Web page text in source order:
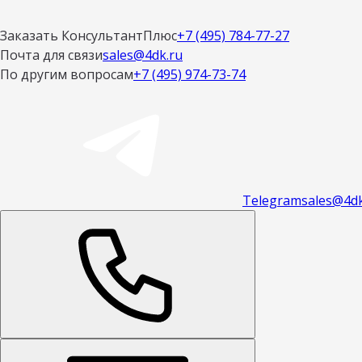
Заказать КонсультантПлюс+7 (495) 784-77-27
Почта для связиsales@4dk.ru
По другим вопросам+7 (495) 974-73-74
Telegram